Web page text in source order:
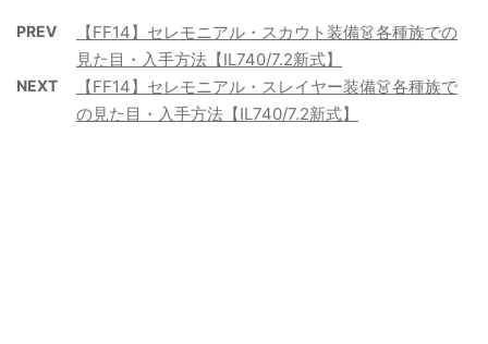
PREV
【FF14】セレモニアル・スカウト装備👗各種族での
見た目・入手方法【IL740/7.2新式】
NEXT
【FF14】セレモニアル・スレイヤー装備👗各種族で
の見た目・入手方法【IL740/7.2新式】